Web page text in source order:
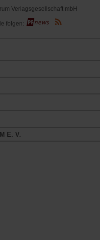
Verlagsgesellschaft mbH
(Öffnet
in
neuen
folgen:
E. V.